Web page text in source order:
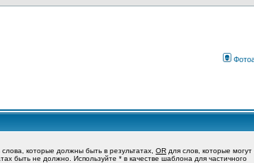
которые должны быть в результатах, OR для слов, которые могут
быть не должно. Используйте * в качестве шаблона для частичного